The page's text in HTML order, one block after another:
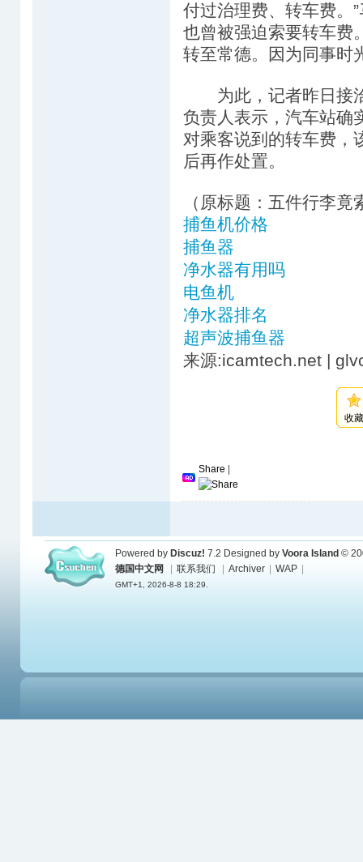
付过治理费、转车费。
也曾被强迫索要转车费
转至常德。因为同事时
为此，记者昨日接洽
负责人表示，汽车站确
对乘客说到的转车费，
后再作处置。
（原标题：五件行李
捕鱼机价格
捕鱼器
净水器有用吗
电鱼机
净水器排名
超声波捕鱼器
来源:icamtech.net |
收
Share
Powered by Discuz! 7.2 Designed by Voora Island ©
德国中文网
联系我们 Archiver WAP
GMT+1, 2026-8-8 18:29.